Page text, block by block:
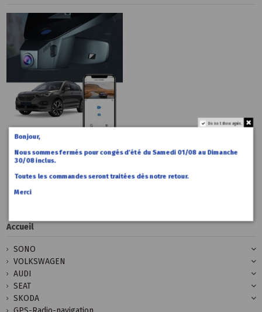
Accueil
Dashcam
Caméra
embarquée
Seat Ateca
Accueil
SONO
VOLKSWAGEN
AUDI
SEAT
SKODA
Do not show again.
Bonjour,
Nous sommes fermés pour congés d’été du Samedi 01/08 au Dimanche
30/08 inclus.
Toutes les commandes seront traitées dès notre retour.
Merci